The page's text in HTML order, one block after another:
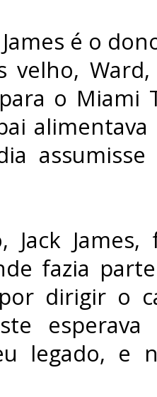
é o
velho,
o Miami
Jack
fazia
dirigir o
legado, e